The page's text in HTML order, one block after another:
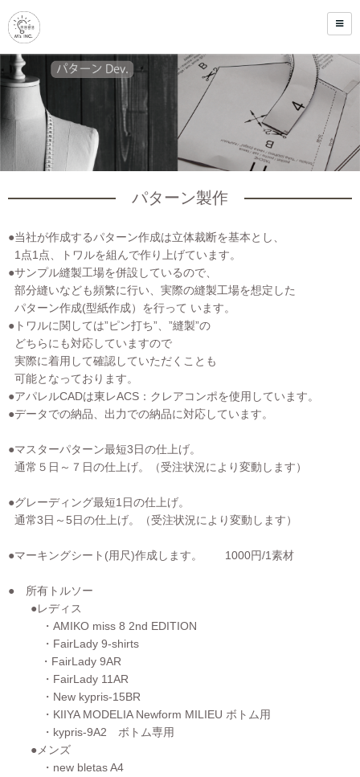
パターン製作
●当社が作成するパターン作成は立体裁断を基本とし、
1点1点、トワルを組んで作り上げています。
●サンプル縫製工場を併設しているので、
部分縫いなども頻繁に行い、実際の縫製工場を想定した
パターン作成(型紙作成）を行って います。
●トワルに関しては”ピン打ち”、”縫製”の
どちらにも対応していますので
実際に着用して確認していただくことも
可能となっております。
●アパレルCADは東レACS：クレアコンポを使用しています。
●データでの納品、出力での納品に対応しています。
●マスターパターン最短3日の仕上げ。
通常５日～７日の仕上げ。（受注状況により変動します）
●グレーディング最短1日の仕上げ。
通常3日～5日の仕上げ。（受注状況により変動します）
●マーキングシート(用尺)作成します。 1000円/1素材
● 所有トルソー
●レディス
・AMIKO miss 8 2nd EDITION
・FairLady 9-shirts
・FairLady 9AR
・FairLady 11AR
・New kypris-15BR
・KIIYA MODELIA Newform MILIEU ボトム用
・kypris-9A2 ボトム専用
●メンズ
・new bletas A4